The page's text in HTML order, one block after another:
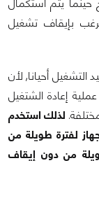
يتم استكمال
بإيقاف تشغيل
التشغيل أحيانا, لأن
إعادة الشتغيل
لذلك استخدم
لفترة طويلة من
من دون إيقاف